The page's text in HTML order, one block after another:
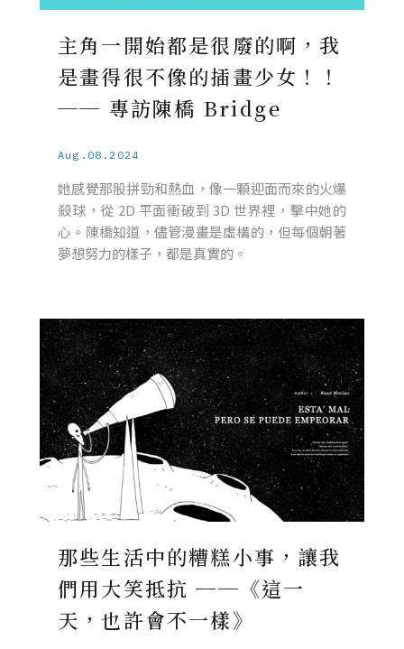
主角一開始都是很廢的啊，我
是畫得很不像的插畫少女！！
── 專訪陳橋 Bridge
Aug.08.2024
她感覺那股拼勁和熱血，像一顆迎面而來的火爆
殺球，從 2D 平面衝破到 3D 世界裡，擊中她的
心。陳橋知道，儘管漫畫是虛構的，但每個朝著
夢想努力的樣子，都是真實的。
那些生活中的糟糕小事，讓我
們用大笑抵抗 ──《這一
天，也許會不一樣》